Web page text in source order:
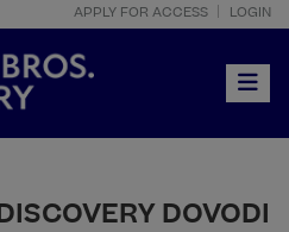
APPLY FOR ACCESS LOGIN
DOVODI